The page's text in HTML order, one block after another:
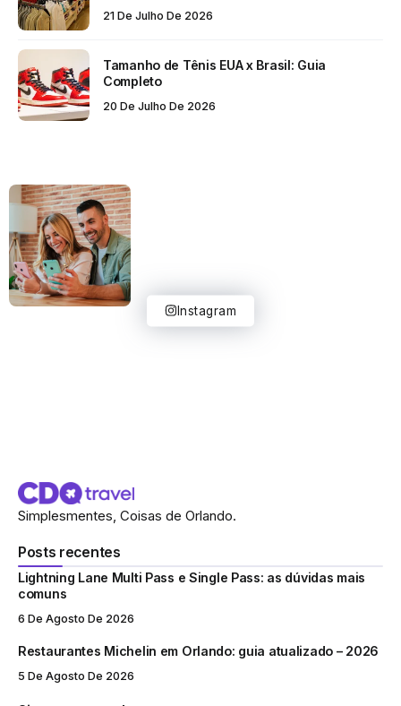
21 De Julho De 2026
Tamanho de Tênis EUA x Brasil: Guia
Completo
20 De Julho De 2026
Instagram
Simplesmentes, Coisas de Orlando.
Posts recentes
Lightning Lane Multi Pass e Single Pass: as dúvidas mais
comuns
6 De Agosto De 2026
Restaurantes Michelin em Orlando: guia atualizado – 2026
5 De Agosto De 2026